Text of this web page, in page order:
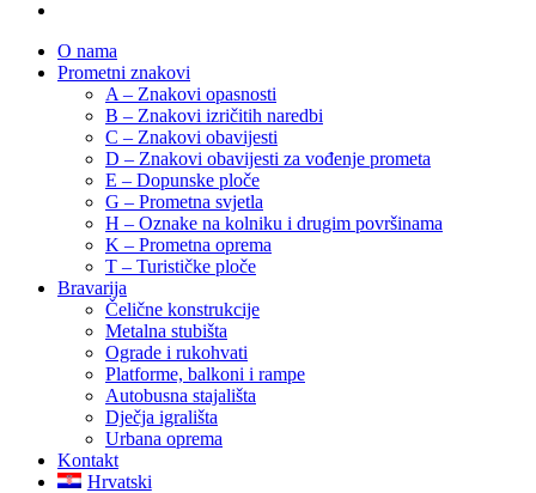
O nama
Prometni znakovi
A – Znakovi opasnosti
B – Znakovi izričitih naredbi
C – Znakovi obavijesti
D – Znakovi obavijesti za vođenje prometa
E – Dopunske ploče
G – Prometna svjetla
H – Oznake na kolniku i drugim površinama
K – Prometna oprema
T – Turističke ploče
Bravarija
Čelične konstrukcije
Metalna stubišta
Ograde i rukohvati
Platforme, balkoni i rampe
Autobusna stajališta
Dječja igrališta
Urbana oprema
Kontakt
Hrvatski